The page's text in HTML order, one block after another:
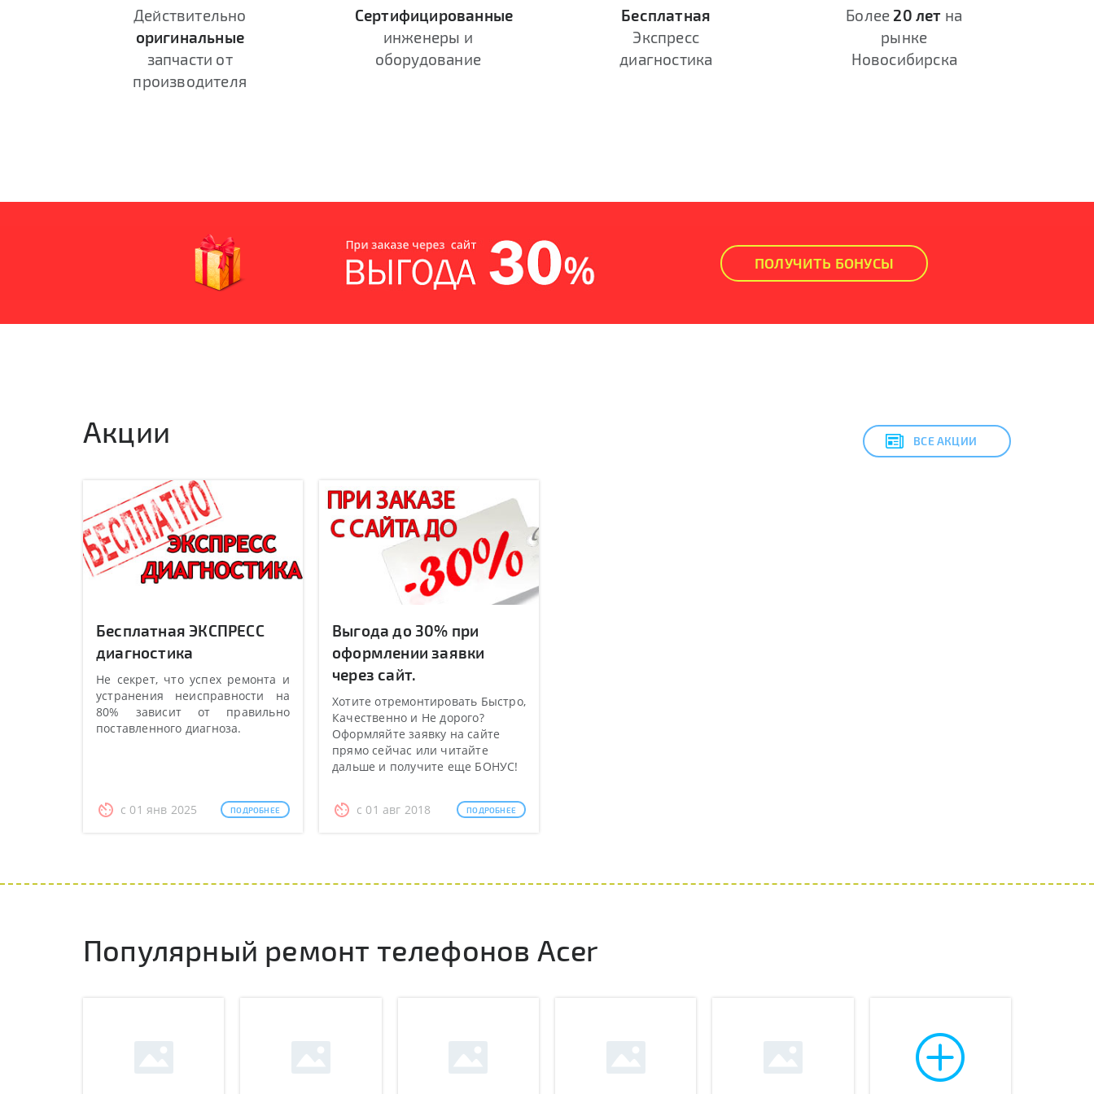
Действительно
оригинальные
запчасти от
производителя
Сертифицированные
инженеры и
оборудование
Бесплатная
Экспресс
диагностика
Более 20 лет на
рынке
Новосибирска
ПОЛУЧИТЬ БОНУСЫ
Акции ВСЕ АКЦИИ
Бесплатная ЭКСПРЕСС
диагностика
Не секрет, что успех ремонта и
устранения неисправности на
80% зависит от правильно
поставленного диагноза.
с 01 янв 2025 ПОДРОБНЕЕ
Выгода до 30% при
оформлении заявки
через сайт.
Хотите отремонтировать Быстро,
Качественно и Не дорого?
Оформляйте заявку на сайте
прямо сейчас или читайте
дальше и получите еще БОНУС!
с 01 авг 2018 ПОДРОБНЕЕ
Популярный ремонт телефонов Acer